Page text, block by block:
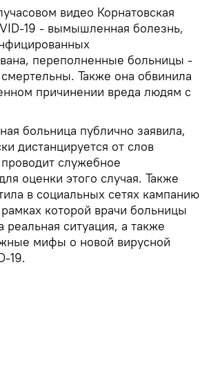
видео Корнатовская
19 - вымышленная болезнь,
переполненные больницы -
Также она обвинила
причинении вреда людям с
больница публично заявила,
дистанцируется от слов
служебное
оценки этого случая. Также
в социальных сетях кампанию
которой врачи больницы
реальная ситуация, а также
мифы о новой вирусной
19.